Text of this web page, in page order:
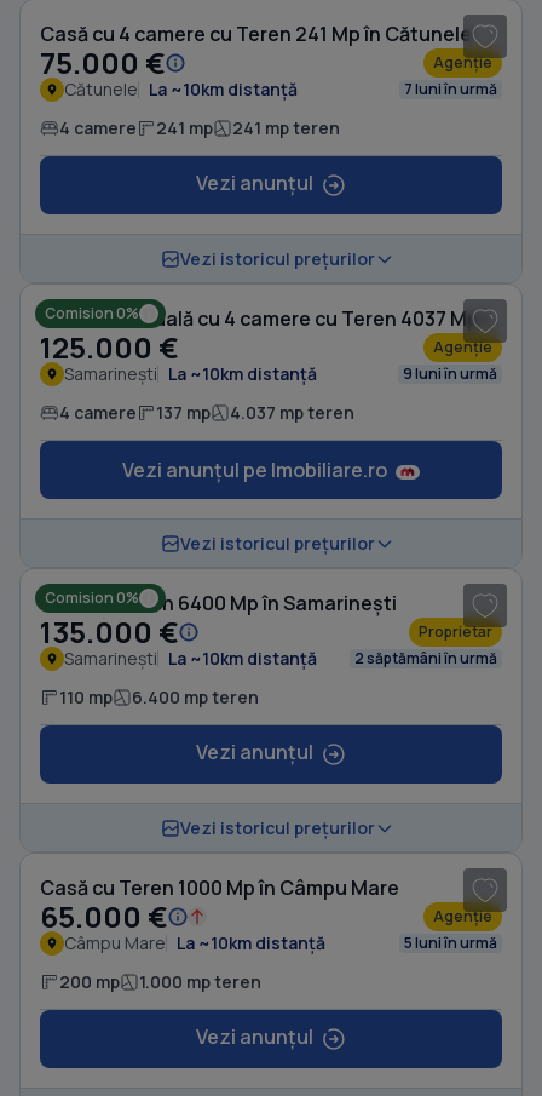
Casă cu 4 camere cu Teren 241 Mp în Cătunele
75.000 € Agenție
Cătunele La ~10km distanță 7 luni în urmă
4 camere 241 mp 241 mp teren
Vezi anunțul
Vezi istoricul prețurilor
Comision 0% Casă individuală cu 4 camere cu Teren 4037 Mp în Samarinești
125.000 € Agenție
Samarinești La ~10km distanță 9 luni în urmă
4 camere 137 mp 4.037 mp teren
Vezi anunțul pe Imobiliare.ro
Vezi istoricul prețurilor
Comision 0%
Casă cu Teren 6400 Mp în Samarinești
135.000 € Proprietar
Samarinești La ~10km distanță 2 săptămâni în urmă
110 mp 6.400 mp teren
Vezi anunțul
Vezi istoricul prețurilor
Casă cu Teren 1000 Mp în Câmpu Mare
65.000 € Agenție
Câmpu Mare La ~10km distanță 5 luni în urmă
200 mp 1.000 mp teren
Vezi anunțul